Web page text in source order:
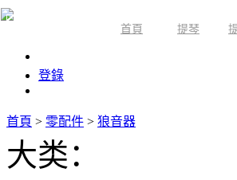
首頁 提琴
登錄
首頁 > 零配件 > 狼音器
大类：